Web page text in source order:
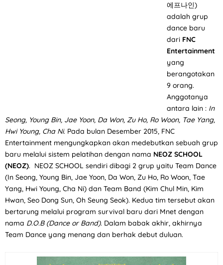
에프나인)
adalah grup
dance baru
dari FNC
Entertainment
yang
berangotakan
9 orang.
Anggotanya
antara lain : In
Seong, Young Bin, Jae Yoon, Da Won, Zu Ho, Ro Woon, Tae Yang,
Hwi Young, Cha Ni. Pada bulan Desember 2015, FNC
Entertainment mengungkapkan akan medebutkan sebuah grup
baru melalui sistem pelatihan dengan nama NEOZ SCHOOL
(NEOZ). NEOZ SCHOOL sendiri dibagi 2 grup yaitu Team Dance
(In Seong, Young Bin, Jae Yoon, Da Won, Zu Ho, Ro Woon, Tae
Yang, Hwi Young, Cha Ni) dan Team Band (Kim Chul Min, Kim
Hwan, Seo Dong Sun, Oh Seung Seok). Kedua tim tersebut akan
bertarung melalui program survival baru dari Mnet dengan
nama D.O.B (Dance or Band). Dalam babak akhir, akhirnya
Team Dance yang menang dan berhak debut duluan.